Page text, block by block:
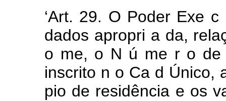
‘Art. 29. O Poder Exe c
dados apropri a da,
o me, o N ú me r o
inscrito n o Ca d Único,
pio de residência e os